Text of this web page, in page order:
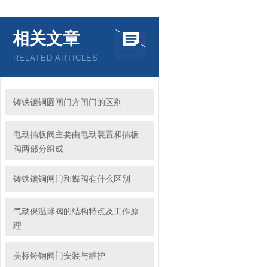
相关文章
RELATED ARTICLES
铸铁镶铜圆闸门方闸门的区别
电动插板阀主要由电动装置和插板
阀两部分组成
铸铁镶铜闸门和蝶阀有什么区别
气动保温球阀的结构特点及工作原
理
美标铸钢阀门安装与维护